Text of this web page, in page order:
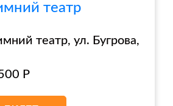
театр
театр, ул. Бугрова,
Р